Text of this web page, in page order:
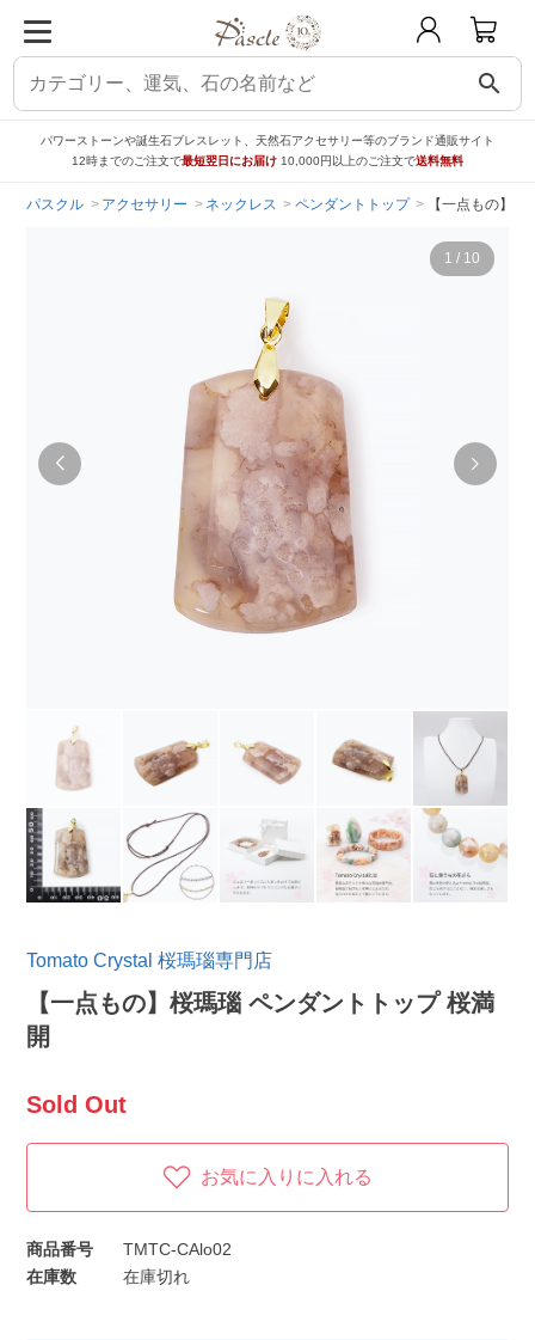
search
パワーストーンや誕生石ブレスレット、天然石アクセサリー等のブランド通販サイト
12時までのご注文で最短翌日にお届け 10,000円以上のご注文で送料無料
パスクル アクセサリー ネックレス ペンダントトップ 【一点もの】
1 / 10
Tomato Crystal 桜瑪瑙専門店
【一点もの】桜瑪瑙 ペンダントトップ 桜満
開
Sold Out
お気に入りに入れる
商品番号
TMTC-CAlo02
在庫数
在庫切れ